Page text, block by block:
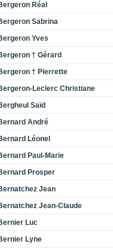
Réal
Sabrina
Yves
† Gérard
† Pierrette
Leclerc Christiane
Saïd
André
Léonel
Paul-Marie
Prosper
Jean
Jean-Claude
Luc
Lyne